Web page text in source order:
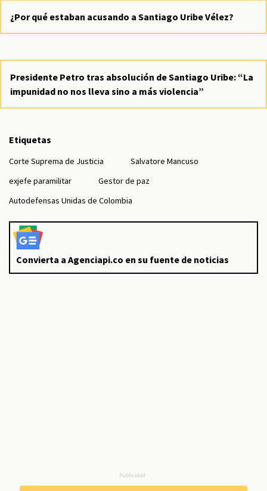
¿Por qué estaban acusando a Santiago Uribe Vélez?
Presidente Petro tras absolución de Santiago Uribe: “La
impunidad no nos lleva sino a más violencia”
Etiquetas
Corte Suprema de Justicia
Salvatore Mancuso
exjefe paramilitar
Gestor de paz
Autodefensas Unidas de Colombia
Convierta a Agenciapi.co en su fuente de noticias
Publicidad